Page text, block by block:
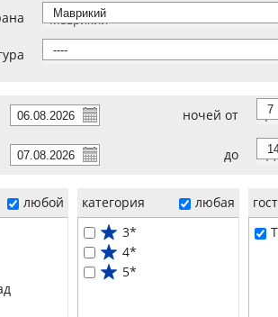
Маврикий
----
ночей от 7
до 14
любой
категория
любая
3*
4*
5*